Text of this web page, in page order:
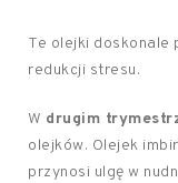
Te olejki doskonale
redukcji stresu.
W drugim
olejków. Olejek
przynosi ulgę w